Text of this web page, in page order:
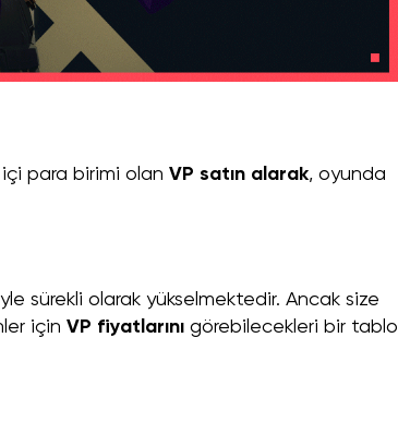
para birimi olan VP satın alarak, oyunda
sürekli olarak yükselmektedir. Ancak size
için VP fiyatlarını görebilecekleri bir tablo